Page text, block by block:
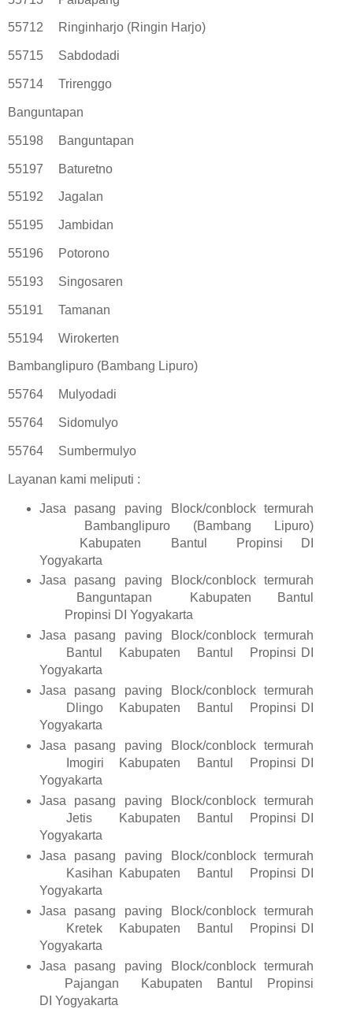
55712 Ringinharjo (Ringin Harjo)
55715 Sabdodadi
55714 Trirenggo
Banguntapan
55198 Banguntapan
55197 Baturetno
55192 Jagalan
55195 Jambidan
55196 Potorono
55193 Singosaren
55191 Tamanan
55194 Wirokerten
Bambanglipuro (Bambang Lipuro)
55764 Mulyodadi
55764 Sidomulyo
55764 Sumbermulyo
Layanan kami meliputi :
Jasa pasang paving Block/conblock termurah
Bambanglipuro (Bambang Lipuro)
Kabupaten
Bantul
Propinsi DI
Yogyakarta
Jasa pasang paving Block/conblock termurah
Banguntapan
Kabupaten
Bantul
Propinsi DI Yogyakarta
Jasa pasang paving Block/conblock termurah
Bantul
Kabupaten Bantul
Propinsi DI
Yogyakarta
Jasa pasang paving Block/conblock termurah
Dlingo
Kabupaten Bantul
Propinsi DI
Yogyakarta
Jasa pasang paving Block/conblock termurah
Imogiri
Kabupaten Bantul
Propinsi DI
Yogyakarta
Jasa pasang paving Block/conblock termurah
Jetis
Kabupaten Bantul
Propinsi DI
Yogyakarta
Jasa pasang paving Block/conblock termurah
Kasihan
Kabupaten Bantul
Propinsi DI
Yogyakarta
Jasa pasang paving Block/conblock termurah
Kretek
Kabupaten Bantul
Propinsi DI
Yogyakarta
Jasa pasang paving Block/conblock termurah
Pajangan
Kabupaten Bantul
Propinsi
DI Yogyakarta